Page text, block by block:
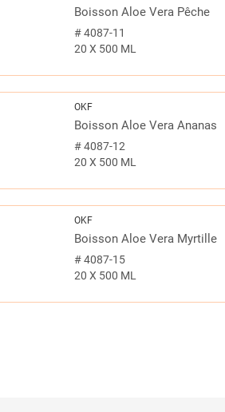
Boisson Aloe Vera Pêche
#4087-11
20 X 500 ML
OKF
Boisson Aloe Vera Ananas
#4087-12
20 X 500 ML
OKF
Boisson Aloe Vera Myrtille
#4087-15
20 X 500 ML